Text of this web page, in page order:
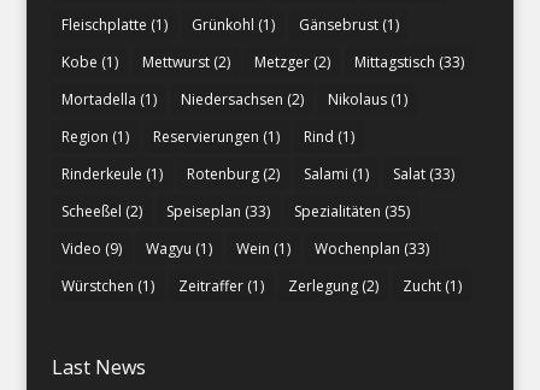
Fleischplatte (1) Grünkohl (1) Gänsebrust(1)
Kobe (1) Mettwurst(2) Metzger(2) Mittagstisch (33)
Mortadella (1) Niedersachsen (2) Nikolaus(1)
Region (1) Reservierungen (1) Rind (1)
Rinderkeule (1) Rotenburg(2) Salami (1) Salat(33)
Scheeßel (2) Speiseplan (33) Spezialitäten (35)
Video (9) Wagyu (1) Wein (1) Wochenplan (33)
Würstchen (1) Zeitraffer(1) Zerlegung(2) Zucht(1)
Last News